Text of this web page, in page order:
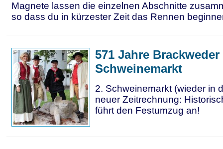
Magnete lassen die einzelnen Abschnitte
so dass du in kürzester Zeit das Rennen
571 Jahre Brackweder
Schweinemarkt
2. Schweinemarkt (wieder in
neuer Zeitrechnung:
führt den Festumzug an!